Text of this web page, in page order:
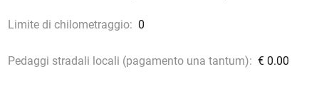
Limite di chilometraggio: 0
Pedaggi stradali locali (pagamento una tantum): € 0.00